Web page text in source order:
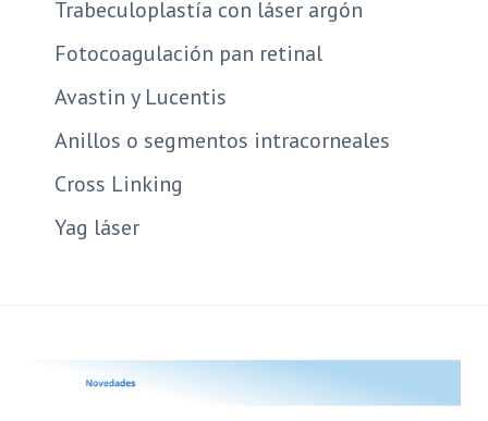
Trabeculoplastía con láser argón
Fotocoagulación pan retinal
Avastin y Lucentis
Anillos o segmentos intracorneales
Cross Linking
Yag láser